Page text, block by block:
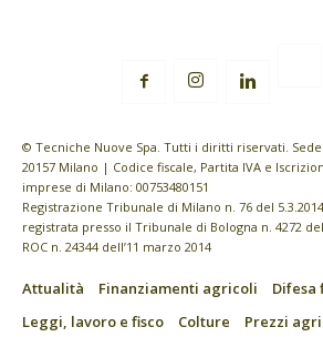
© Tecniche Nuove Spa. Tutti i diritti riservati. Sede
20157 Milano | Codice fiscale, Partita IVA e
imprese di Milano: 00753480151
Registrazione Tribunale di Milano n. 76 del
registrata presso il Tribunale di Bologna n. 4272
ROC n. 24344 dell’11 marzo 2014
Attualità Finanziamenti agricoli
Difesa
Leggi, lavoro e fisco
Colture
Prezzi